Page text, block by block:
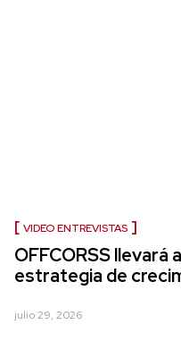
VIDEO ENTREVISTAS
OFFCORSS
estrategia de
julio 29, 2026